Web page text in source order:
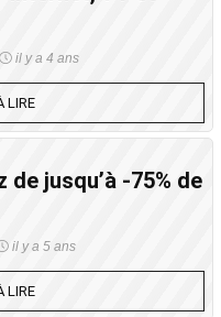
il y a 4 ans
LIRE
de jusqu’à -75% de
il y a 5 ans
LIRE